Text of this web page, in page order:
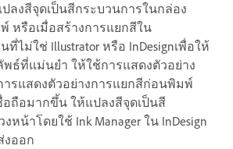
ปลงสีจุดเป็นสีกระบวนการในกล่อง
หรือเมื่อสร้างการแยกสีใน
ไม่ใช่ Illustrator หรือ InDesignเพื่อให้
พธ์ที่แม่นยำ ให้ใช้การแสดงตัวอย่าง
ารแสดงตัวอย่างการแยกสีก่อนพิมพ์
อถือมากขึ้น ให้แปลงสีจุดเป็นสี
หน้าโดยใช้ Ink Manager ใน InDesign
ออก